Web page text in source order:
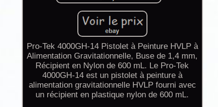
Pro-Tek 4000GH-14 Pistolet à Peinture HVLP à
Alimentation Gravitationnelle, Buse de 1,4 mm,
Récipient en Nylon de 600 mL. Le Pro-Tek
4000GH-14 est un pistolet à peinture à
alimentation gravitationnelle HVLP fourni avec
un récipient en plastique nylon de 600 mL.